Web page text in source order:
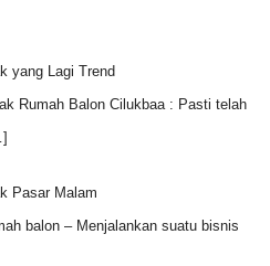
yang Lagi Trend
Rumah Balon Cilukbaa : Pasti telah
Pasar Malam
balon – Menjalankan suatu bisnis